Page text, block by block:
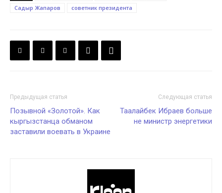
Садыр Жапаров
советник президента
Предыдущая статья
Позывной «Золотой». Как
кыргызстанца обманом
заставили воевать в Украине
Следующая статья
Таалайбек Ибраев больше
не министр энергетики